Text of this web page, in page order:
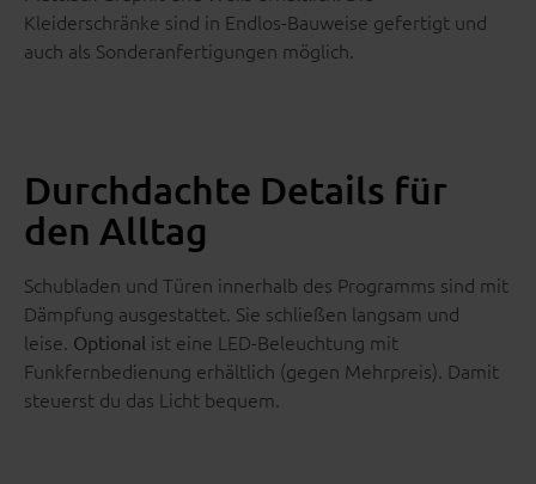
Kleiderschränke sind in Endlos-Bauweise gefertigt und
auch als Sonderanfertigungen möglich.
Durchdachte Details für
den Alltag
Schubladen und Türen innerhalb des Programms sind mit
Dämpfung ausgestattet. Sie schließen langsam und
leise. Optional ist eine LED-Beleuchtung mit
Funkfernbedienung erhältlich (gegen Mehrpreis). Damit
steuerst du das Licht bequem.